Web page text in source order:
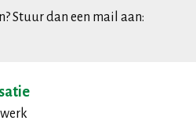
Stuur dan een mail aan: